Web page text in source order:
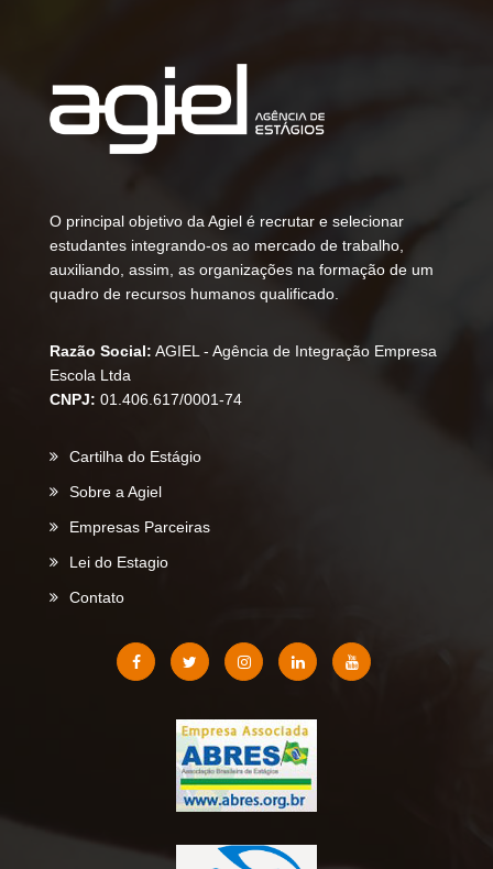
O principal objetivo da Agiel é recrutar e selecionar
estudantes integrando-os ao mercado de trabalho,
auxiliando, assim, as organizações na formação de um
quadro de recursos humanos qualificado.
Razão Social: AGIEL - Agência de Integração Empresa
Escola Ltda
CNPJ: 01.406.617/0001-74
Cartilha do Estágio
Sobre a Agiel
Empresas Parceiras
Lei do Estagio
Contato